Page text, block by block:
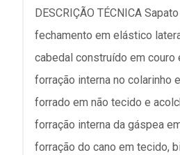
DESCRIÇÃO TÉCNICA
fechamento em elástico
cabedal construído em couro
forração interna no colarinho
forrado em não tecido e
forração interna da gáspea
forração do cano em tecido,